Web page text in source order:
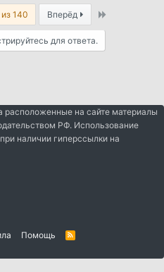
140 Вперёд
для ответа.
на сайте материалы
РФ. Использование
наличии гиперссылки на
Помощь